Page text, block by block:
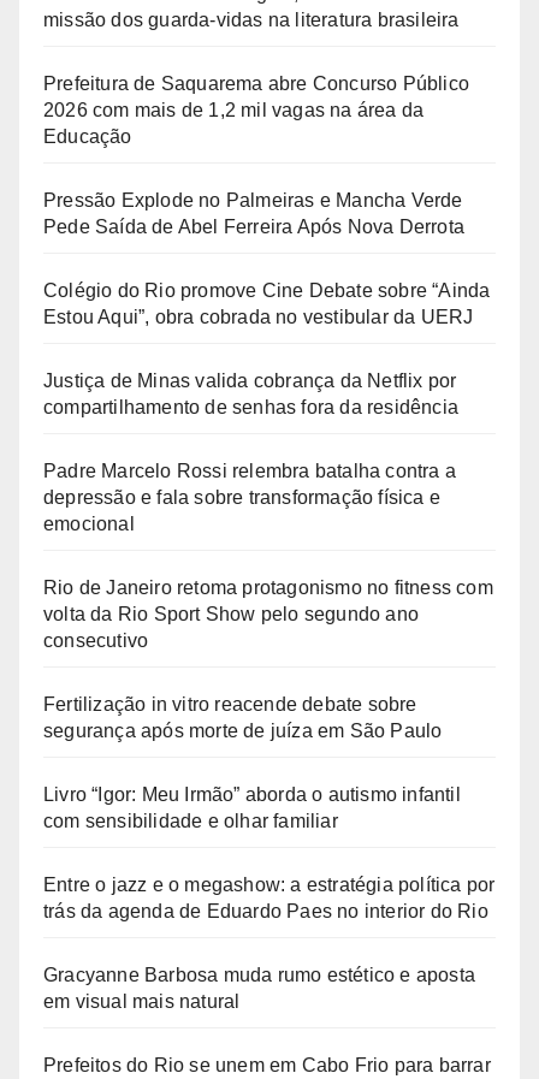
missão dos guarda-vidas na literatura brasileira
Prefeitura de Saquarema abre Concurso Público
2026 com mais de 1,2 mil vagas na área da
Educação
Pressão Explode no Palmeiras e Mancha Verde
Pede Saída de Abel Ferreira Após Nova Derrota
Colégio do Rio promove Cine Debate sobre “Ainda
Estou Aqui”, obra cobrada no vestibular da UERJ
Justiça de Minas valida cobrança da Netflix por
compartilhamento de senhas fora da residência
Padre Marcelo Rossi relembra batalha contra a
depressão e fala sobre transformação física e
emocional
Rio de Janeiro retoma protagonismo no fitness com
volta da Rio Sport Show pelo segundo ano
consecutivo
Fertilização in vitro reacende debate sobre
segurança após morte de juíza em São Paulo
Livro “Igor: Meu Irmão” aborda o autismo infantil
com sensibilidade e olhar familiar
Entre o jazz e o megashow: a estratégia política por
trás da agenda de Eduardo Paes no interior do Rio
Gracyanne Barbosa muda rumo estético e aposta
em visual mais natural
Prefeitos do Rio se unem em Cabo Frio para barrar